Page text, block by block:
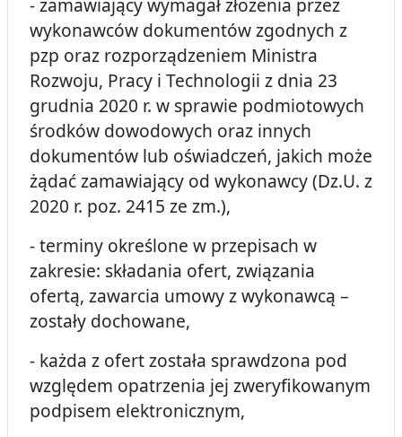
- zamawiający wymagał złożenia przez
wykonawców dokumentów zgodnych z
pzp oraz rozporządzeniem Ministra
Rozwoju, Pracy i Technologii z dnia 23
grudnia 2020 r. w sprawie podmiotowych
środków dowodowych oraz innych
dokumentów lub oświadczeń, jakich może
żądać zamawiający od wykonawcy (Dz.U. z
2020 r. poz. 2415 ze zm.),
- terminy określone w przepisach w
zakresie: składania ofert, związania
ofertą, zawarcia umowy z wykonawcą –
zostały dochowane,
- każda z ofert została sprawdzona pod
względem opatrzenia jej zweryfikowanym
podpisem elektronicznym,